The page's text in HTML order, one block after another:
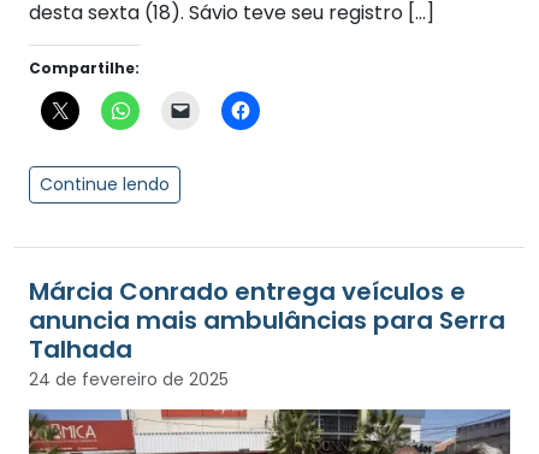
desta sexta (18). Sávio teve seu registro […]
Compartilhe:
Continue lendo
Márcia Conrado entrega veículos e
anuncia mais ambulâncias para Serra
Talhada
24 de fevereiro de 2025